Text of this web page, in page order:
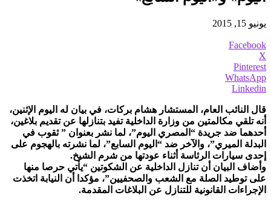
يونيو 15, 2015
Facebook
X
Pinterest
WhatsApp
Linkedin
قال النائب العام، المستشار هشام بركات، في بيان له اليوم الإثنين،
أنه تلقي مكالمتين من وزارة الداخلية تفيد بتنازلها عن تقديم بلاغين،
أحدهما ضد جريدة “المصري اليوم”، لما نشر بعنوان ” ثقوب في
البدلة الميري”، والآخر ضد “اليوم السابع”، لما نشرته بالهجوم على
إحدى سيارات الرئاسة أثناء عودتها من شرم الشيخ.
وأضاف البيان أن تنازل الداخلية عن الشكوتين “يأتي حرصا منها
على توطيد الصلة مع الشعب والصحفيين”، مؤكدا أن النيابة اتخذت
الإجراءات القانونية للتنازل عن البلاغات المقدمة.